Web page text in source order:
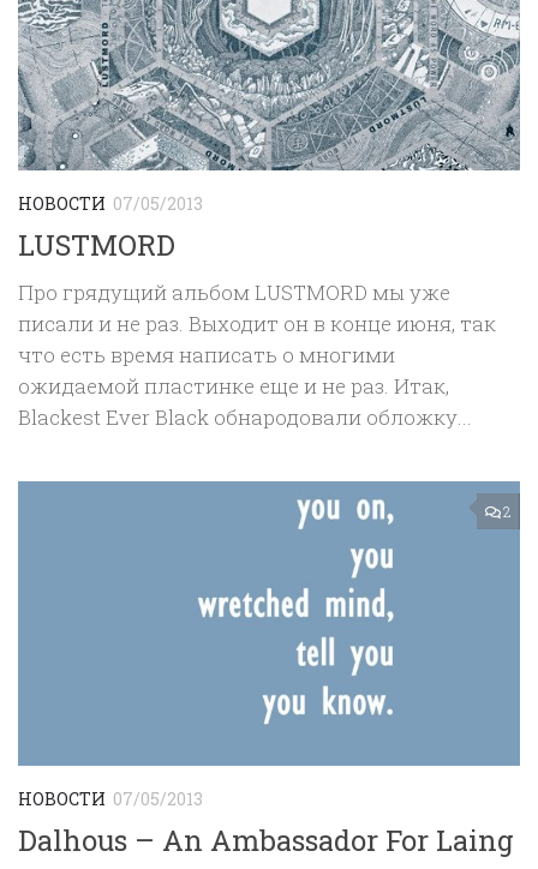
НОВОСТИ 07/05/2013
LUSTMORD
Про грядущий альбом LUSTMORD мы уже
писали и не раз. Выходит он в конце июня, так
что есть время написать о многими
ожидаемой пластинке еще и не раз. Итак,
Blackest Ever Black обнародовали обложку...
2
НОВОСТИ 07/05/2013
Dalhous ‎– An Ambassador For Laing